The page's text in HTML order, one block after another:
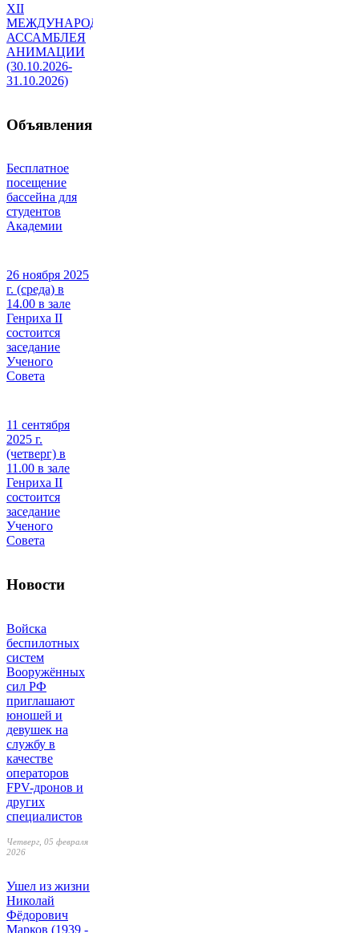
XII
МЕЖДУНАРОДНАЯ
АССАМБЛЕЯ
АНИМАЦИИ
(30.10.2026-
31.10.2026)
Объявления
Бесплатное
посещение
бассейна для
студентов
Академии
26 ноября 2025
г. (среда) в
14.00 в зале
Генриха II
состоится
заседание
Ученого
Совета
11 сентября
2025 г.
(четверг) в
11.00 в зале
Генриха II
состоится
заседание
Ученого
Совета
Новости
Войска
беспилотных
систем
Вооружённых
сил РФ
приглашают
юношей и
девушек на
службу в
качестве
операторов
FPV-дронов и
других
специалистов
Четверг, 05 февраля
2026
Ушел из жизни
Николай
Фёдорович
Марков (1939 -